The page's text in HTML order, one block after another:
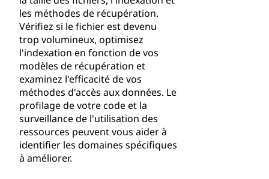
les méthodes de récupération.
Vérifiez si le fichier est devenu
trop volumineux, optimisez
l'indexation en fonction de vos
modèles de récupération et
examinez l'efficacité de vos
méthodes d'accès aux données. Le
profilage de votre code et la
surveillance de l'utilisation des
ressources peuvent vous aider à
identifier les domaines spécifiques
à améliorer.